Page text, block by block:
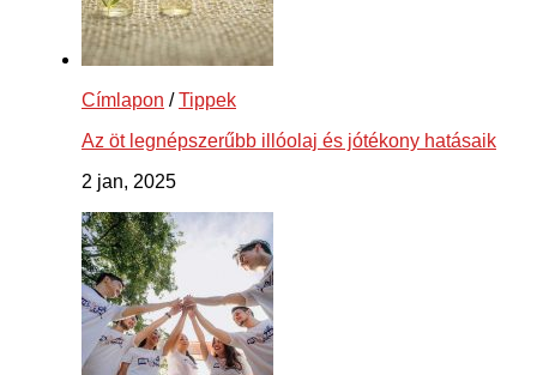
Címlapon /Tippek
Az öt legnépszerűbb illóolaj és jótékony hatásaik
2 jan, 2025